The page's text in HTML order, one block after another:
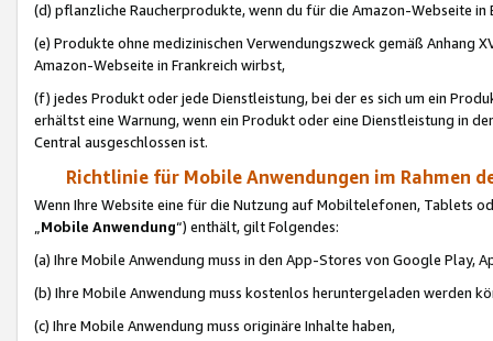
(d) pflanzliche Raucherprodukte, wenn du für die Amazon-Webseite in
(e) Produkte ohne medizinischen Verwendungszweck gemäß Anhang
Amazon-Webseite in Frankreich wirbst,
(f) jedes Produkt oder jede Dienstleistung, bei der es sich um ein
erhältst eine Warnung, wenn ein Produkt oder eine Dienstleistung in
Central ausgeschlossen ist.
Richtlinie für Mobile Anwendungen im Rahmen
Wenn Ihre Website eine für die Nutzung auf Mobiltelefonen, Tablets
„Mobile Anwendung“) enthält, gilt Folgendes:
(a) Ihre Mobile Anwendung muss in den App-Stores von Google Play,
(b) Ihre Mobile Anwendung muss kostenlos heruntergeladen werden
(c) Ihre Mobile Anwendung muss originäre Inhalte haben,